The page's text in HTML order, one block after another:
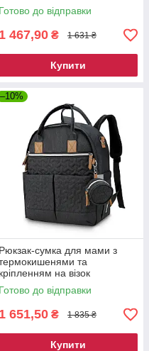
Готово до відправки
1 467,90 ₴ 1 631 ₴
Купити
–10%
Рюкзак-сумка для мами з
та
кріпленням на візок
Готово до відправки
1 651,50 ₴ 1 835 ₴
Купити